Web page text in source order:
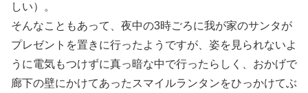
しい）。
そんなこともあって、夜中の3時ごろに我が家のサンタが
プレゼントを置きに行ったようですが、姿を見られないよ
うに電気もつけずに真っ暗な中で行ったらしく、おかげで
廊下の壁にかけてあったスマイルランタンをひっかけてぶ